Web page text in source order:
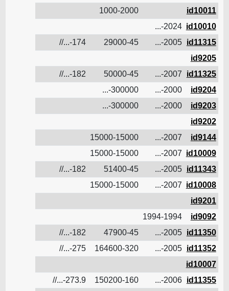
id10011
1000-2000
id10010
2024-...
id11315
2005-...
29000-45
174-...//
id9205
id11325
2007-...
50000-45
182-...//
id9204
2000-...
300000-...
id9203
2000-...
300000-...
id9202
id9144
2007-...
15000-15000
id10009
2007-...
15000-15000
id11343
2005-...
51400-45
182-...//
id10008
2007-...
15000-15000
id9201
id9092
1994-1994
id11350
2005-...
47900-45
182-...//
id11352
2005-...
164600-320
275-...//
id10007
id11355
2006-...
150200-160
273.9-...//